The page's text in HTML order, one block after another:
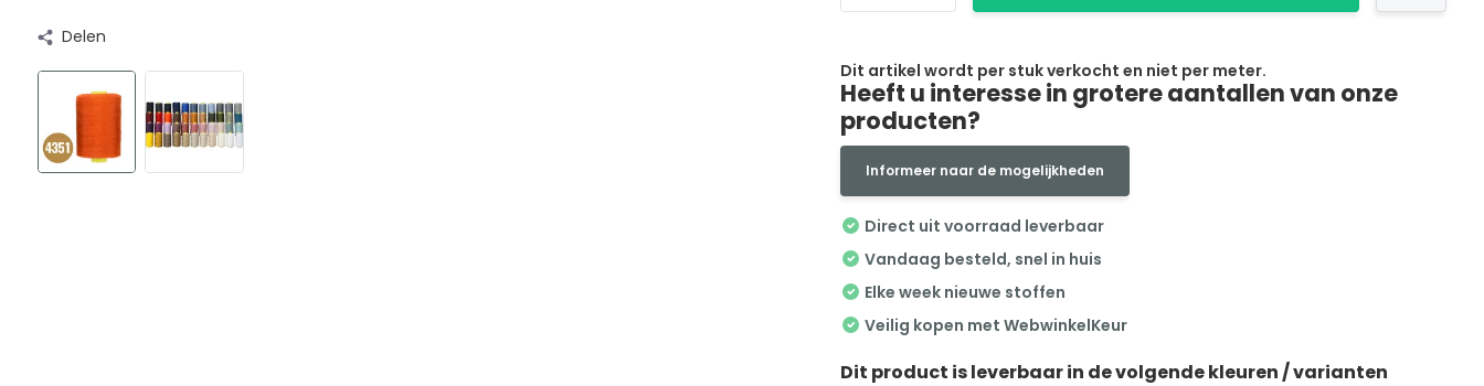
Delen
Dit artikel wordt per stuk verkocht en niet per meter.
Heeft u interesse in grotere aantallen van onze
producten?
Informeer naar de mogelijkheden
Direct uit voorraad leverbaar
Vandaag besteld, snel in huis
Elke week nieuwe stoffen
Veilig kopen met WebwinkelKeur
Dit product is leverbaar in de volgende kleuren / varianten